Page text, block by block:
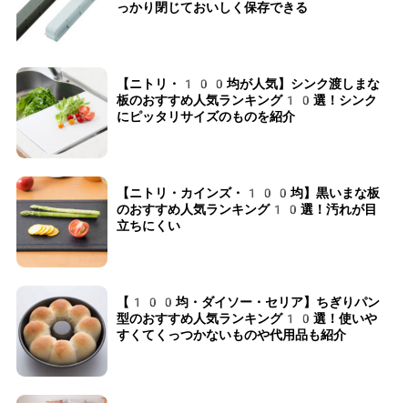
っかり閉じておいしく保存できる
【ニトリ・100均が人気】シンク渡しまな
板のおすすめ人気ランキング10選！シンク
にピッタリサイズのものを紹介
【ニトリ・カインズ・100均】黒いまな板
のおすすめ人気ランキング10選！汚れが目
立ちにくい
【100均・ダイソー・セリア】ちぎりパン
型のおすすめ人気ランキング10選！使いや
すくてくっつかないものや代用品も紹介